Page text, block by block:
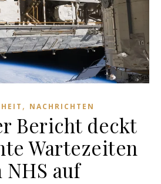
, NACHRICHTEN
Bericht deckt
Wartezeiten
NHS auf